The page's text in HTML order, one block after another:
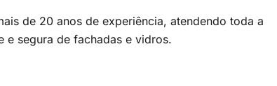
de 20 anos de experiência, atendendo toda a
e segura de fachadas e vidros.